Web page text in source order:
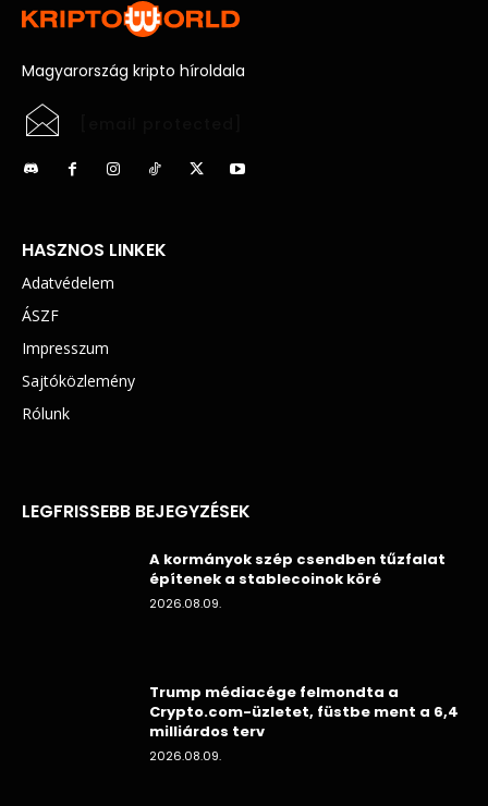
Magyarország kripto híroldala
HASZNOS LINKEK
Adatvédelem
ÁSZF
Impresszum
Sajtóközlemény
Rólunk
LEGFRISSEBB BEJEGYZÉSEK
A kormányok szép csendben tűzfalat
építenek a stablecoinok köré
2026.08.09.
Trump médiacége felmondta a
Crypto.com-üzletet, füstbe ment a 6,4
milliárdos terv
2026.08.09.